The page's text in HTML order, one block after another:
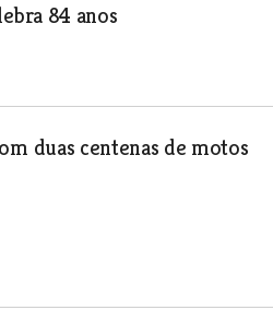
84 anos
duas centenas de motos